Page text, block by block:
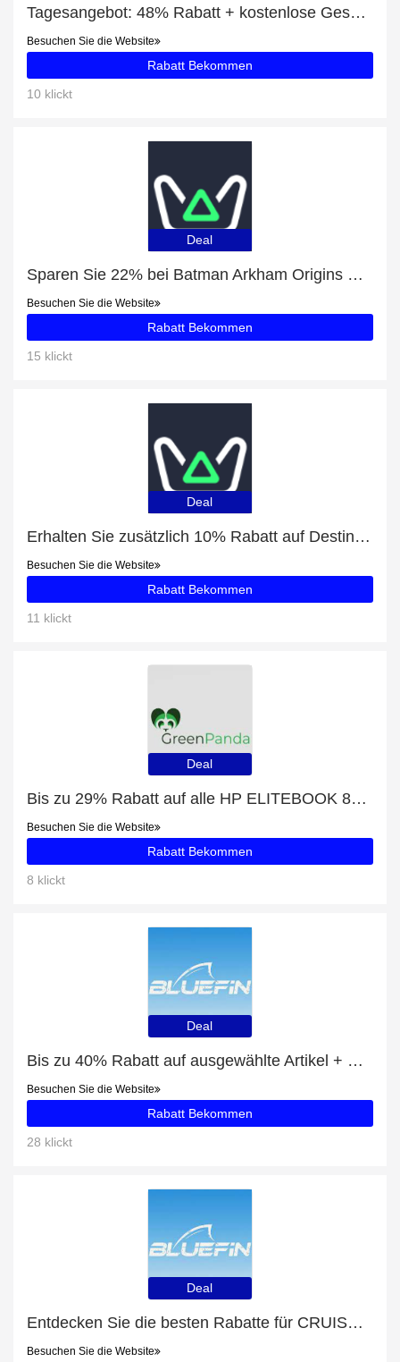
Tagesangebot: 48% Rabatt + kostenlose Geschenke und Fallout 3: Game of the Year Edition Rabatt
Besuchen Sie die Website
Rabatt Bekommen
10 klickt
Deal
Sparen Sie 22% bei Batman Arkham Origins Season Pass Steam ROW
Besuchen Sie die Website
Rabatt Bekommen
15 klickt
Deal
Erhalten Sie zusätzlich 10% Rabatt auf Destiny 2: Legacy Collection Steam WW
Besuchen Sie die Website
Rabatt Bekommen
11 klickt
Deal
Bis zu 29% Rabatt auf alle HP ELITEBOOK 840 G1
Besuchen Sie die Website
Rabatt Bekommen
8 klickt
Deal
Bis zu 40% Rabatt auf ausgewählte Artikel + SPRINT CARBON – 14′ mit 25% Rabatt
Besuchen Sie die Website
Rabatt Bekommen
28 klickt
Deal
Entdecken Sie die besten Rabatte für CRUISE JR. – 8′ mit bis zu 35% Rabatt
Besuchen Sie die Website